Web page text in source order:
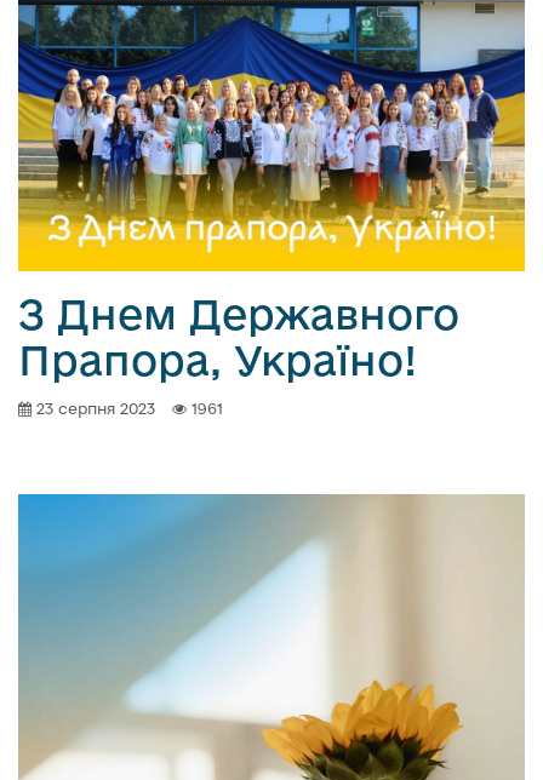
З Днем Державного
Прапора, Україно!
23 серпня 2023 1961